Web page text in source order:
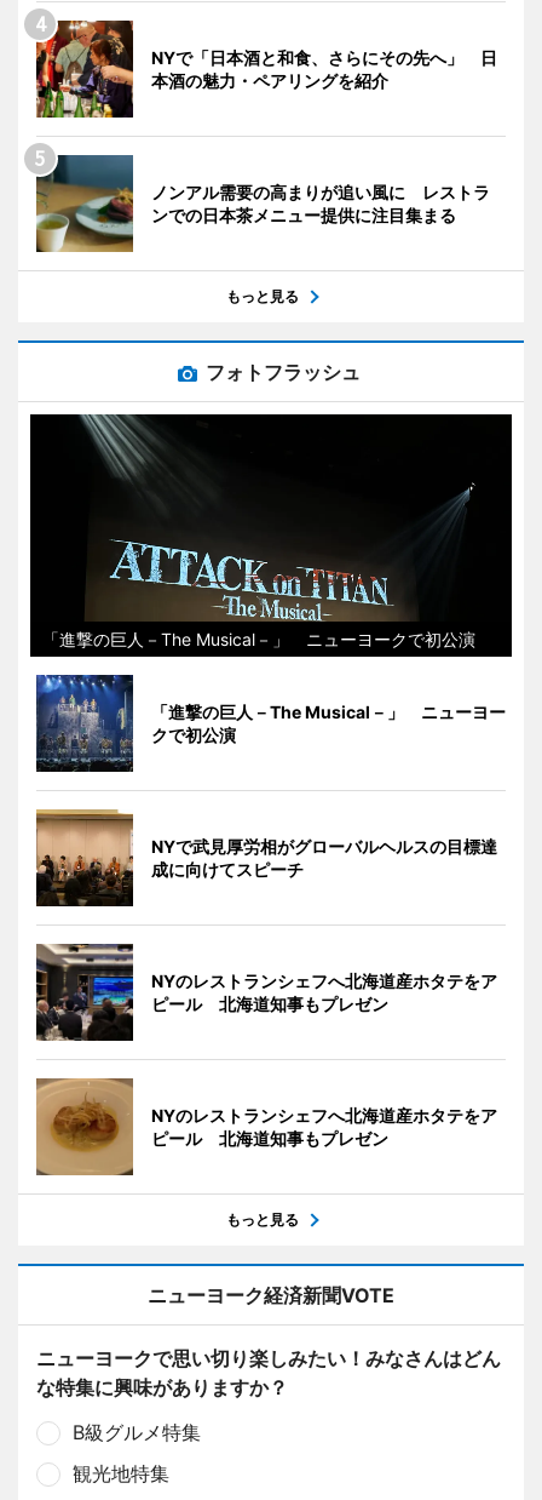
NYで「日本酒と和食、さらにその先へ」 日
本酒の魅力・ペアリングを紹介
ノンアル需要の高まりが追い風に レストラ
ンでの日本茶メニュー提供に注目集まる
もっと見る
フォトフラッシュ
「進撃の巨人－The Musical－」 ニューヨークで初公演
「進撃の巨人－The Musical－」 ニューヨー
クで初公演
NYで武見厚労相がグローバルヘルスの目標達
成に向けてスピーチ
NYのレストランシェフへ北海道産ホタテをア
ピール 北海道知事もプレゼン
NYのレストランシェフへ北海道産ホタテをア
ピール 北海道知事もプレゼン
もっと見る
ニューヨーク経済新聞VOTE
ニューヨークで思い切り楽しみたい！みなさんはどん
な特集に興味がありますか？
B級グルメ特集
観光地特集